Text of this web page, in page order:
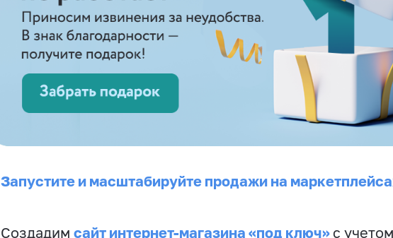
Запустите и масштабируйте продажи на
Создадим сайт интернет-магазина «под ключ» с учетом